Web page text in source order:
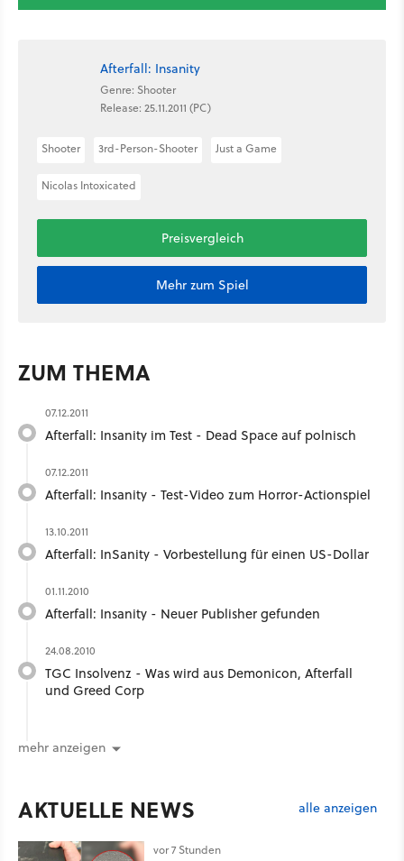
Afterfall: Insanity
Genre: Shooter
Release: 25.11.2011 (PC)
Shooter 3rd-Person-Shooter Just a Game
Nicolas Intoxicated
Preisvergleich
Mehr zum Spiel
ZUM THEMA
07.12.2011
Afterfall: Insanity im Test - Dead Space auf polnisch
07.12.2011
Afterfall: Insanity - Test-Video zum Horror-Actionspiel
13.10.2011
Afterfall: InSanity - Vorbestellung für einen US-Dollar
01.11.2010
Afterfall: Insanity - Neuer Publisher gefunden
24.08.2010
TGC Insolvenz - Was wird aus Demonicon, Afterfall
und Greed Corp
mehr anzeigen
AKTUELLE NEWS alle anzeigen
vor 7 Stunden